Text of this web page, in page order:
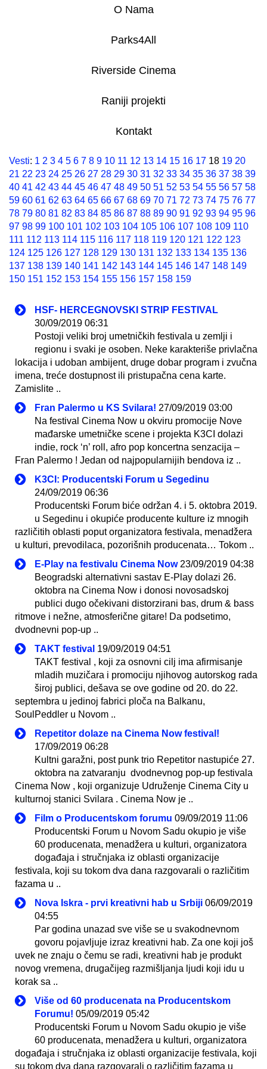
O Nama
Parks4All
Riverside Cinema
Raniji projekti
Kontakt
Vesti: 1 2 3 4 5 6 7 8 9 10 11 12 13 14 15 16 17 18 19 20
21 22 23 24 25 26 27 28 29 30 31 32 33 34 35 36 37 38 39
40 41 42 43 44 45 46 47 48 49 50 51 52 53 54 55 56 57 58
59 60 61 62 63 64 65 66 67 68 69 70 71 72 73 74 75 76 77
78 79 80 81 82 83 84 85 86 87 88 89 90 91 92 93 94 95 96
97 98 99 100 101 102 103 104 105 106 107 108 109 110
111 112 113 114 115 116 117 118 119 120 121 122 123
124 125 126 127 128 129 130 131 132 133 134 135 136
137 138 139 140 141 142 143 144 145 146 147 148 149
150 151 152 153 154 155 156 157 158 159
HSF- HERCEGNOVSKI STRIP FESTIVAL
30/09/2019 06:31
Postoji veliki broj umetničkih festivala u zemlji i
regionu i svaki je osoben. Neke karakteriše privlačna
lokacija i udoban ambijent, druge dobar program i zvučna
imena, treće dostupnost ili pristupačna cena karte.
Zamislite ..
Fran Palermo u KS Svilara! 27/09/2019 03:00
Na festival Cinema Now u okviru promocije Nove
mađarske umetničke scene i projekta K3CI dolazi
indie, rock ‘n’ roll, afro pop koncertna senzacija –
Fran Palermo ! Jedan od najpopularnijih bendova iz ..
K3CI: Producentski Forum u Segedinu
24/09/2019 06:36
Producentski Forum biće održan 4. i 5. oktobra 2019.
u Segedinu i okupiće producente kulture iz mnogih
različitih oblasti poput organizatora festivala, menadžera
u kulturi, prevodilaca, pozorišnih producenata… Tokom ..
E-Play na festivalu Cinema Now 23/09/2019 04:38
Beogradski alternativni sastav E-Play dolazi 26.
oktobra na Cinema Now i donosi novosadskoj
publici dugo očekivani distorzirani bas, drum & bass
ritmove i nežne, atmosferične gitare! Da podsetimo,
dvodnevni pop-up ..
TAKT festival 19/09/2019 04:51
TAKT festival , koji za osnovni cilj ima afirmisanje
mladih muzičara i promociju njihovog autorskog rada
široj publici, dešava se ove godine od 20. do 22.
septembra u jedinoj fabrici ploča na Balkanu,
SoulPeddler u Novom ..
Repetitor dolaze na Cinema Now festival!
17/09/2019 06:28
Kultni garažni, post punk trio Repetitor nastupiće 27.
oktobra na zatvaranju dvodnevnog pop-up festivala
Cinema Now , koji organizuje Udruženje Cinema City u
kulturnoj stanici Svilara . Cinema Now je ..
Film o Producentskom forumu 09/09/2019 11:06
Producentski Forum u Novom Sadu okupio je više
60 producenata, menadžera u kulturi, organizatora
događaja i stručnjaka iz oblasti organizacije
festivala, koji su tokom dva dana razgovarali o različitim
fazama u ..
Nova Iskra - prvi kreativni hab u Srbiji 06/09/2019
04:55
Par godina unazad sve više se u svakodnevnom
govoru pojavljuje izraz kreativni hab. Za one koji još
uvek ne znaju o čemu se radi, kreativni hab je produkt
novog vremena, drugačijeg razmišljanja ljudi koji idu u
korak sa ..
Više od 60 producenata na Producentskom
Forumu! 05/09/2019 05:42
Producentski Forum u Novom Sadu okupio je više
60 producenata, menadžera u kulturi, organizatora
događaja i stručnjaka iz oblasti organizacije festivala, koji
su tokom dva dana razgovarali o različitim fazama u